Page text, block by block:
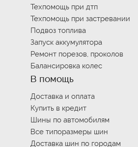
Техпомощь при дтп
Техпомощь при застревании
Подвоз топлива
Запуск аккумулятора
Ремонт порезов, проколов
Балансировка колес
В помощь
Доставка и оплата
Купить в кредит
Шины по автомобилям
Все типоразмеры шин
Доставка шин по городам